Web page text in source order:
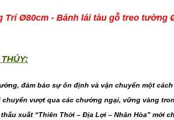
Trí Ø80cm - Bánh lái tàu gỗ treo tường
đảm bảo sự ổn định và vận chuyển một
chuyển vượt qua các chướng ngại, vững vàng
xuất “Thiên Thời – Địa Lợi – Nhân Hòa” mới